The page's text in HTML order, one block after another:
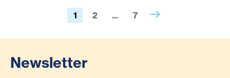
1 2 ... 7
Newsletter